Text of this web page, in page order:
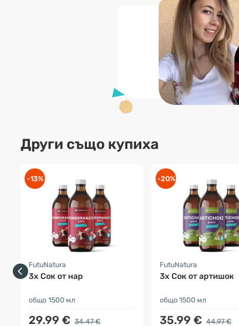
Други също купиха
-13%
FutuNatura
3x Сок от нар
общо 1500 мл
29.99 € 34.47 €
-20%
FutuNatura
3x Cок от артишок
общо 1500 мл
35.99 € 44.97 €